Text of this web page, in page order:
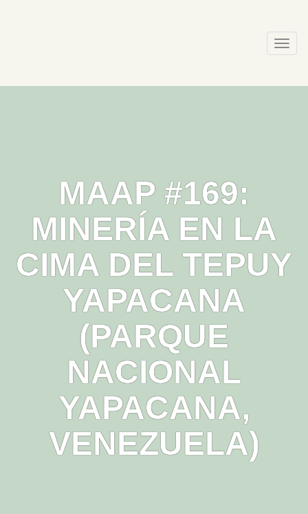
MAAP #169:
MINERÍA EN LA
CIMA DEL TEPUY
YAPACANA
(PARQUE
NACIONAL
YAPACANA,
VENEZUELA)